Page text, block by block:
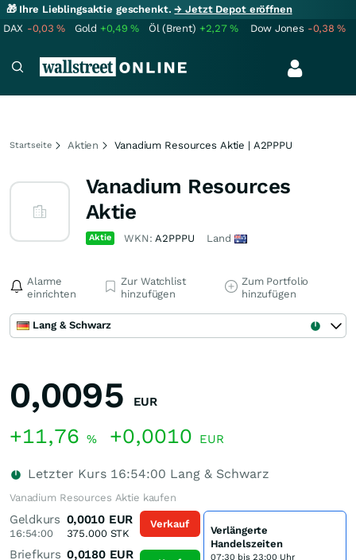
🎁 Ihre Lieblingsaktie geschenkt.→ Jetzt Depot eröffnen
DAX -0,03% Gold +0,49% Öl (Brent) +2,27% Dow Jones -0,38%
Startseite Aktien Vanadium Resources Aktie | A2PPPU
Vanadium Resources
Aktie
Aktie WKN:A2PPPU Land
Alarme
einrichten
Zur Watchlist
hinzufügen
Zum Portfolio
hinzufügen
Lang & Schwarz
0,0095 EUR
+11,76 % +0,0010 EUR
Letzter Kurs 16:54:00 Lang & Schwarz
Vanadium Resources Aktie kaufen
Geldkurs
16:54:00
0,0010 EUR
375.000STK
Briefkurs 0,0180 EUR
Verkauf
Verlängerte
Handelszeiten
07:30 bis 23:00 Uhr